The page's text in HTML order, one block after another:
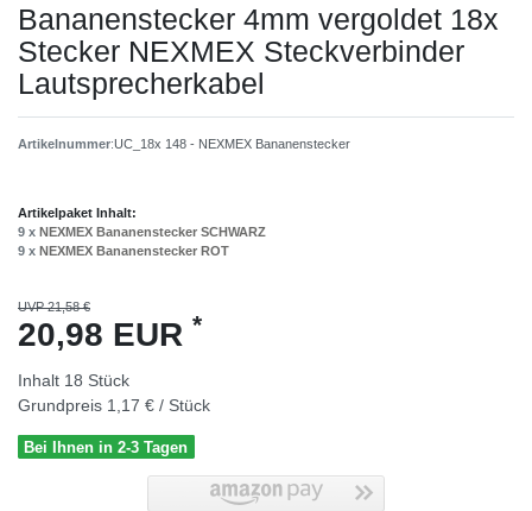
Bananenstecker 4mm vergoldet 18x
Stecker NEXMEX Steckverbinder
Lautsprecherkabel
Artikelnummer:UC_18x 148 - NEXMEX Bananenstecker
Artikelpaket Inhalt:
9 x NEXMEX Bananenstecker SCHWARZ
9 x NEXMEX Bananenstecker ROT
UVP 21,58 €
20,98 EUR *
Inhalt 18 Stück
Grundpreis 1,17 € / Stück
Bei Ihnen in 2-3 Tagen